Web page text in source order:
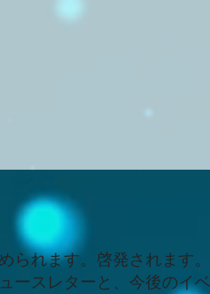
られます。啓発されます。
ースレターと、今後のイ